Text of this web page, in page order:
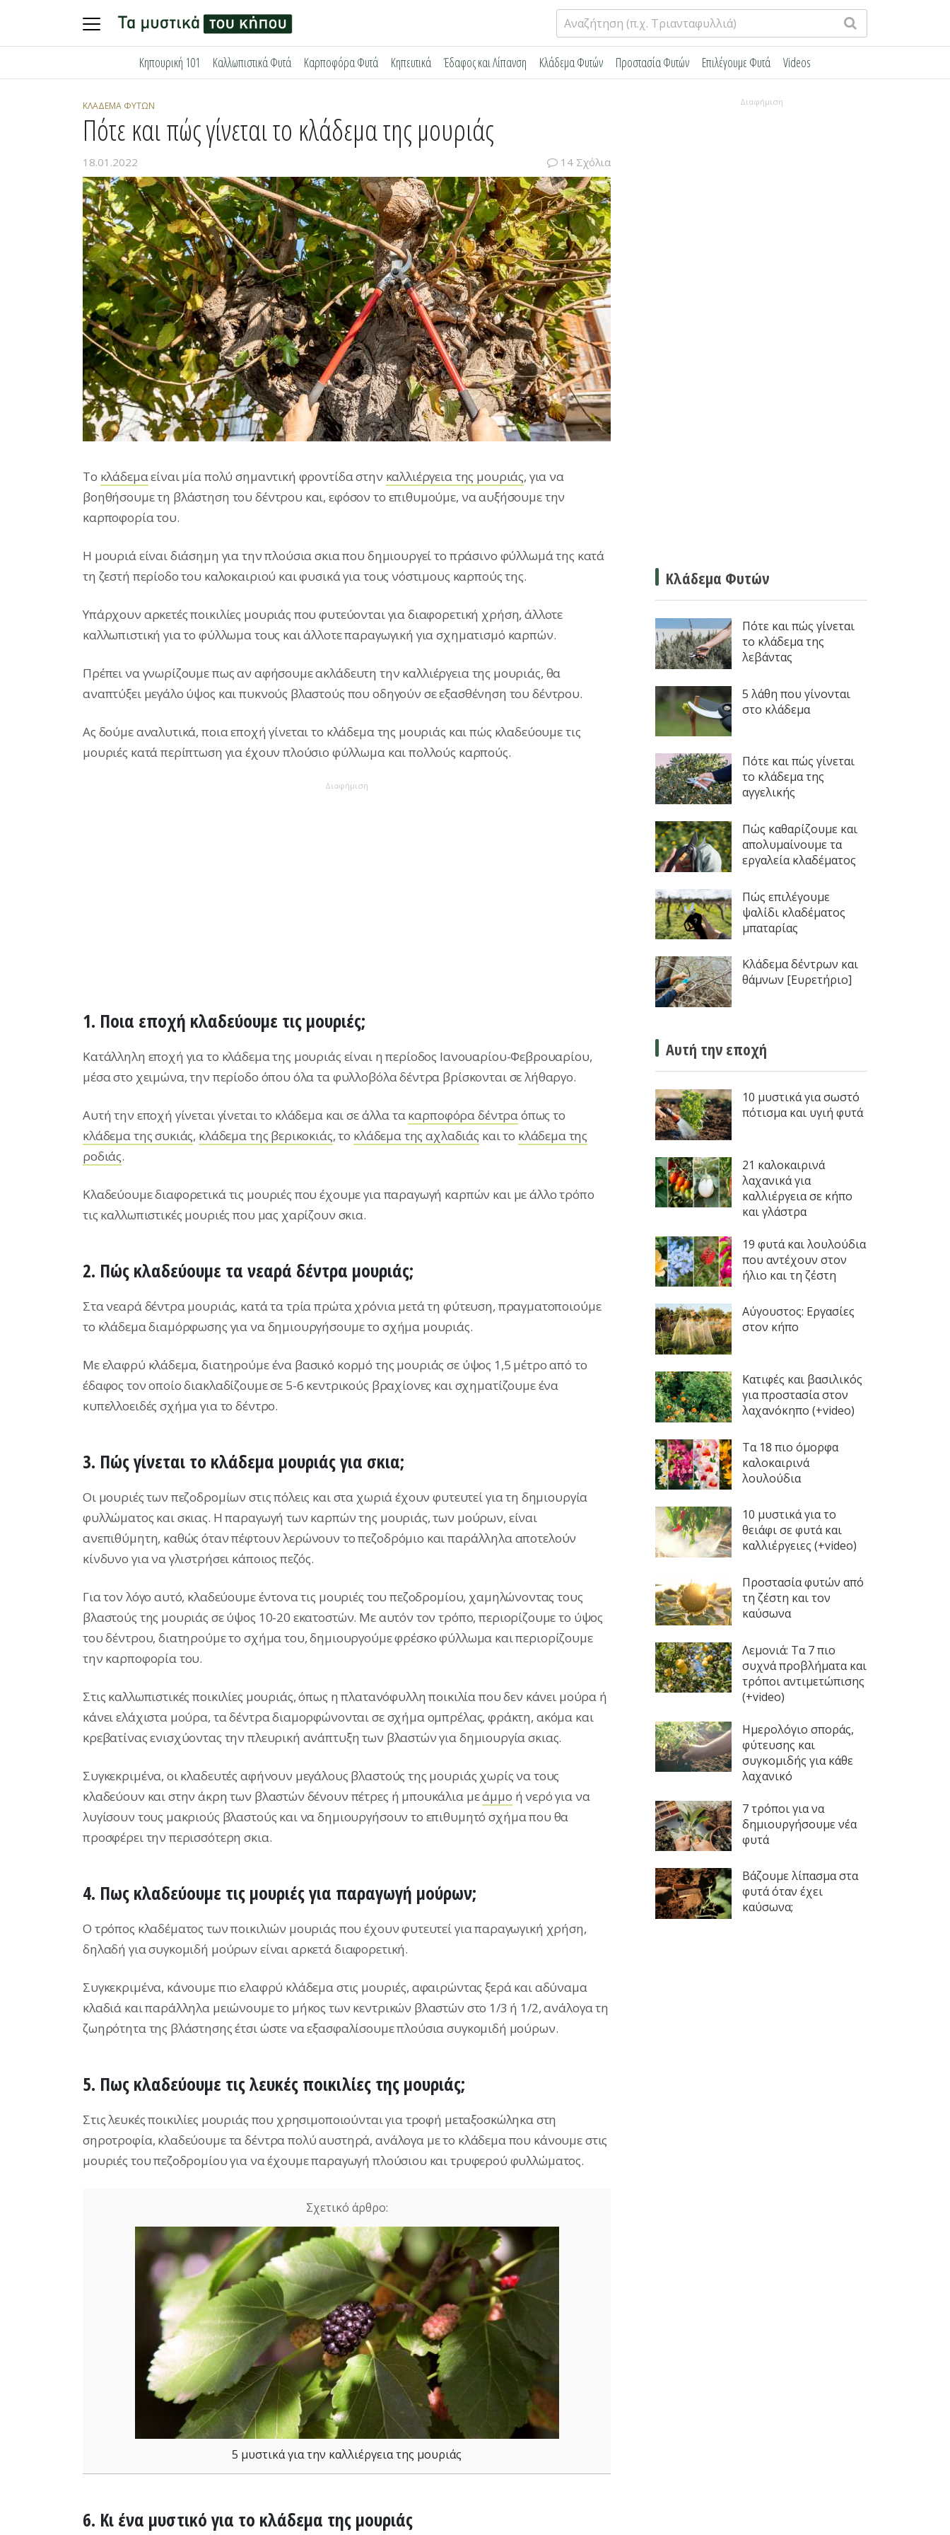
Αναζήτηση
για:
Κηπουρική 101 Καλλωπιστικά Φυτά Καρποφόρα Φυτά Κηπευτικά Έδαφος και Λίπανση Κλάδεμα Φυτών Προστασία Φυτών Επιλέγουμε Φυτά Videos
ΚΛΆΔΕΜΑ ΦΥΤΏΝ
Πότε και πώς γίνεται το κλάδεμα της μουριάς
18.01.2022 14 Σχόλια
To κλάδεμαείναι μία πολύ σημαντική φροντίδα στην καλλιέργεια της μουριάς, για να
βοηθήσουμε τη βλάστηση του δέντρου και, εφόσον το επιθυμούμε, να αυξήσουμε την
καρποφορία του.
Η μουριά είναι διάσημη για την πλούσια σκια που δημιουργεί το πράσινο φύλλωμά της κατά
τη ζεστή περίοδο του καλοκαιριού και φυσικά για τους νόστιμους καρπούς της.
Υπάρχουν αρκετές ποικιλίες μουριάς που φυτεύονται για διαφορετική χρήση, άλλοτε
καλλωπιστική για το φύλλωμα τους και άλλοτε παραγωγική για σχηματισμό καρπών.
Πρέπει να γνωρίζουμε πως αν αφήσουμε ακλάδευτη την καλλιέργεια της μουριάς, θα
αναπτύξει μεγάλο ύψος και πυκνούς βλαστούς που οδηγούν σε εξασθένηση του δέντρου.
Ας δούμε αναλυτικά, ποια εποχή γίνεται το κλάδεμα της μουριάς και πώς κλαδεύουμε τις
μουριές κατά περίπτωση για έχουν πλούσιο φύλλωμα και πολλούς καρπούς.
Διαφήμιση
1. Ποια εποχή κλαδεύουμε τις μουριές;
Κατάλληλη εποχή για το κλάδεμα της μουριάς είναι η περίοδος Ιανουαρίου-Φεβρουαρίου,
μέσα στο χειμώνα, την περίοδο όπου όλα τα φυλλοβόλα δέντρα βρίσκονται σε λήθαργο.
Αυτή την εποχή γίνεται γίνεται το κλάδεμα και σε άλλα τα καρποφόρα δέντρα όπως το
κλάδεμα της συκιάς, κλάδεμα της βερικοκιάς, το κλάδεμα της αχλαδιάς και το κλάδεμα της
ροδιάς.
Κλαδεύουμε διαφορετικά τις μουριές που έχουμε για παραγωγή καρπών και με άλλο τρόπο
τις καλλωπιστικές μουριές που μας χαρίζουν σκια.
2. Πώς κλαδεύουμε τα νεαρά δέντρα μουριάς;
Στα νεαρά δέντρα μουριάς, κατά τα τρία πρώτα χρόνια μετά τη φύτευση, πραγματοποιούμε
το κλάδεμα διαμόρφωσης για να δημιουργήσουμε το σχήμα μουριάς.
Με ελαφρύ κλάδεμα, διατηρούμε ένα βασικό κορμό της μουριάς σε ύψος 1,5 μέτρο από το
έδαφος τον οποίο διακλαδίζουμε σε 5-6 κεντρικούς βραχίονες και σχηματίζουμε ένα
κυπελλοειδές σχήμα για το δέντρο.
3. Πώς γίνεται το κλάδεμα μουριάς για σκια;
Οι μουριές των πεζοδρομίων στις πόλεις και στα χωριά έχουν φυτευτεί για τη δημιουργία
φυλλώματος και σκιας. Η παραγωγή των καρπών της μουριάς, των μούρων, είναι
ανεπιθύμητη, καθώς όταν πέφτουν λερώνουν το πεζοδρόμιο και παράλληλα αποτελούν
κίνδυνο για να γλιστρήσει κάποιος πεζός.
Για τον λόγο αυτό, κλαδεύουμε έντονα τις μουριές του πεζοδρομίου, χαμηλώνοντας τους
βλαστούς της μουριάς σε ύψος 10-20 εκατοστών. Με αυτόν τον τρόπο, περιορίζουμε το ύψος
του δέντρου, διατηρούμε το σχήμα του, δημιουργούμε φρέσκο φύλλωμα και περιορίζουμε
την καρποφορία του.
Στις καλλωπιστικές ποικιλίες μουριάς, όπως η πλατανόφυλλη ποικιλία που δεν κάνει μούρα ή
κάνει ελάχιστα μούρα, τα δέντρα διαμορφώνονται σε σχήμα ομπρέλας, φράκτη, ακόμα και
κρεβατίνας ενισχύοντας την πλευρική ανάπτυξη των βλαστών για δημιουργία σκιας.
Συγκεκριμένα, οι κλαδευτές αφήνουν μεγάλους βλαστούς της μουριάς χωρίς να τους
κλαδεύουν και στην άκρη των βλαστών δένουν πέτρες ή μπουκάλια μεάμμο ή νερό για να
λυγίσουν τους μακριούς βλαστούς και να δημιουργήσουν το επιθυμητό σχήμα που θα
προσφέρει την περισσότερη σκια.
4. Πως κλαδεύουμε τις μουριές για παραγωγή μούρων;
Ο τρόπος κλαδέματος των ποικιλιών μουριάς που έχουν φυτευτεί για παραγωγική χρήση,
δηλαδή για συγκομιδή μούρων είναι αρκετά διαφορετική.
Συγκεκριμένα, κάνουμε πιο ελαφρύ κλάδεμα στις μουριές, αφαιρώντας ξερά και αδύναμα
κλαδιά και παράλληλα μειώνουμε το μήκος των κεντρικών βλαστών στο 1/3 ή 1/2, ανάλογα τη
ζωηρότητα της βλάστησης έτσι ώστε να εξασφαλίσουμε πλούσια συγκομιδή μούρων.
5. Πως κλαδεύουμε τις λευκές ποικιλίες της μουριάς;
Στις λευκές ποικιλίες μουριάς που χρησιμοποιούνται για τροφή μεταξοσκώληκα στη
σηροτροφία, κλαδεύουμε τα δέντρα πολύ αυστηρά, ανάλογα με το κλάδεμα που κάνουμε στις
μουριές του πεζοδρομίου για να έχουμε παραγωγή πλούσιου και τρυφερού φυλλώματος.
5 μυστικά για την καλλιέργεια της μουριάς
6. Κι ένα μυστικό για το κλάδεμα της μουριάς
Διαφήμιση
Κλάδεμα Φυτών
Πότε και πώς γίνεται
το κλάδεμα της
λεβάντας
5 λάθη που γίνονται
στο κλάδεμα
Πότε και πώς γίνεται
το κλάδεμα της
αγγελικής
Πώς καθαρίζουμε και
απολυμαίνουμε τα
εργαλεία κλαδέματος
Πώς επιλέγουμε
ψαλίδι κλαδέματος
μπαταρίας
Κλάδεμα δέντρων και
θάμνων [Ευρετήριο]
Αυτή την εποχή
10 μυστικά για σωστό
πότισμα και υγιή φυτά
21 καλοκαιρινά
λαχανικά για
καλλιέργεια σε κήπο
και γλάστρα
19 φυτά και λουλούδια
που αντέχουν στον
ήλιο και τη ζέστη
Αύγουστος: Εργασίες
στον κήπο
Κατιφές και βασιλικός
για προστασία στον
λαχανόκηπο (+video)
Τα 18 πιο όμορφα
καλοκαιρινά
λουλούδια
10 μυστικά για το
θειάφι σε φυτά και
καλλιέργειες (+video)
Προστασία φυτών από
τη ζέστη και τον
καύσωνα
Λεμονιά: Τα 7 πιο
συχνά προβλήματα και
τρόποι αντιμετώπισης
(+video)
Ημερολόγιο σποράς,
φύτευσης και
συγκομιδής για κάθε
λαχανικό
7 τρόποι για να
δημιουργήσουμε νέα
φυτά
Βάζουμε λίπασμα στα
φυτά όταν έχει
καύσωνα;